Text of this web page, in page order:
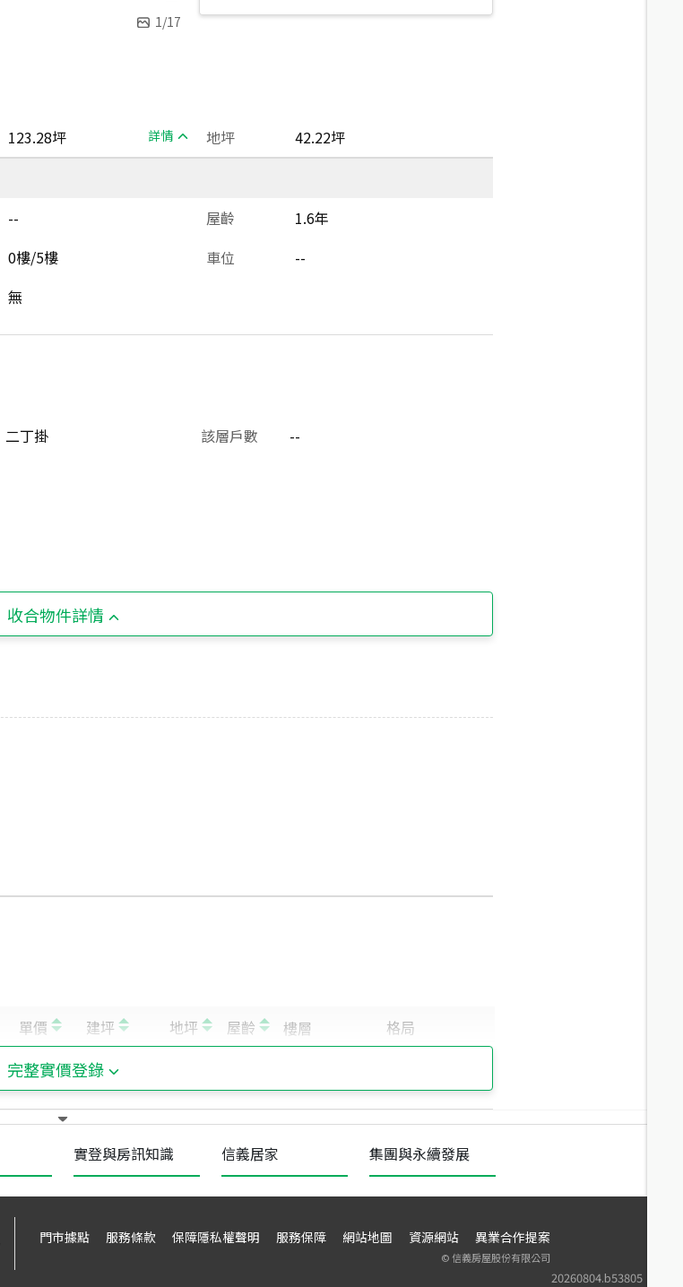
1/17
123.28坪 詳情 地坪
42.22坪
-- 屋齡
1.6年
0樓/5樓 車位
--
無
二丁掛 該層戶數
--
收合物件詳情
完整實價登錄
實登與房訊知識 信義居家 集團與永續發展
20260804.b53805
門市據點 服務條款 保障隱私權聲明 服務保障 網站地圖 資源網站 異業合作提案
©信義房屋股份有限公司